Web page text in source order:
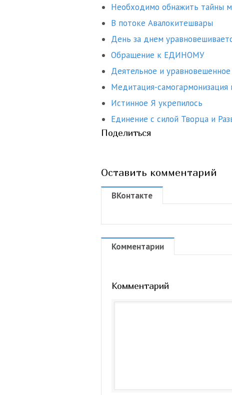
Необходимо обнажить тайны
В потоке Авалокитешвары
День за днем
Обращение к ЕДИНОМУ
Деятельное и
Медитация-самогармонизация
Истинное Я укрепилось
Единение с силой Творца и
Поделиться
Оставить комментарий
ВКонтакте
Комментарии
Комментарий